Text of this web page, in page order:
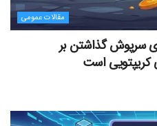
مقالات عمومی
سرپوش گذاشتن بر
است